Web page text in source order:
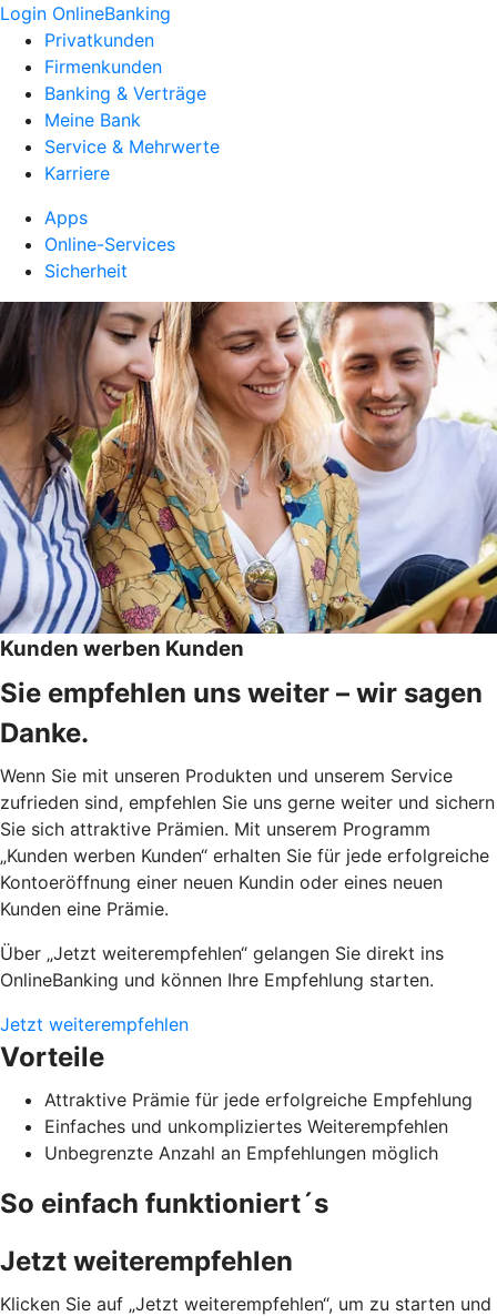
Login OnlineBanking
Privatkunden
Firmenkunden
Banking & Verträge
Meine Bank
Service & Mehrwerte
Karriere
Apps
Online-Services
Sicherheit
Kunden werben Kunden
Sie empfehlen uns weiter – wir sagen
Danke.
Wenn Sie mit unseren Produkten und unserem Service
zufrieden sind, empfehlen Sie uns gerne weiter und sichern
Sie sich attraktive Prämien. Mit unserem Programm
„Kunden werben Kunden“ erhalten Sie für jede erfolgreiche
Kontoeröffnung einer neuen Kundin oder eines neuen
Kunden eine Prämie.
Über „Jetzt weiterempfehlen“ gelangen Sie direkt ins
OnlineBanking und können Ihre Empfehlung starten.
Jetzt weiterempfehlen
Vorteile
Attraktive Prämie für jede erfolgreiche Empfehlung
Einfaches und unkompliziertes Weiterempfehlen
Unbegrenzte Anzahl an Empfehlungen möglich
So einfach funktioniert´s
Jetzt weiterempfehlen
Klicken Sie auf „Jetzt weiterempfehlen“, um zu starten und